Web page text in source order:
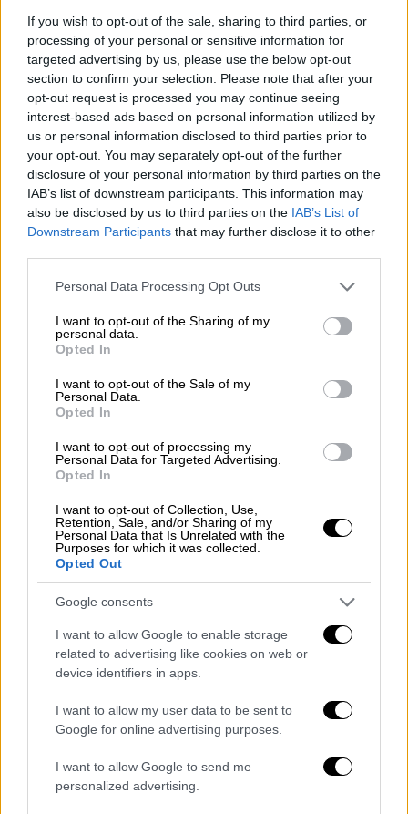
If you wish to opt-out of the sale, sharing to third parties, or
processing of your personal or sensitive information for
targeted advertising by us, please use the below opt-out
section to confirm your selection. Please note that after your
opt-out request is processed you may continue seeing
interest-based ads based on personal information utilized by
us or personal information disclosed to third parties prior to
your opt-out. You may separately opt-out of the further
disclosure of your personal information by third parties on the
IAB’s list of downstream participants. This information may
also be disclosed by us to third parties on the IAB’s List of
Downstream Participants that may further disclose it to other
Please note that this website/app uses one or more Google
not limited to your visit or usage behaviour. You may click to
grant or deny consent to Google and its third-party tags to
use your data for below specified purposes in below Google
consent section.
Personal Data Processing Opt Outs
I want to opt-out of the Sharing of my
personal data.
Opted In
I want to opt-out of the Sale of my
Personal Data.
Opted In
I want to opt-out of processing my
Personal Data for Targeted Advertising.
Opted In
I want to opt-out of Collection, Use,
Retention, Sale, and/or Sharing of my
Personal Data that Is Unrelated with the
Purposes for which it was collected.
Opted Out
Google consents
I want to allow Google to enable storage
related to advertising like cookies on web or
device identifiers in apps.
I want to allow my user data to be sent to
Google for online advertising purposes.
I want to allow Google to send me
personalized advertising.
πρόσωπό του
Πώς θα γίνεται πλέον η έκδοση του
ατομικού δελτίου Υγείας μαθητή
Τι πρέπει να ξέρουν οι γονείς για το
ατομικό δελτίο Υγείας μαθητή